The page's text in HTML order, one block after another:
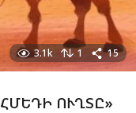
3.1k 1 15
ՈՒՂՏԸ»